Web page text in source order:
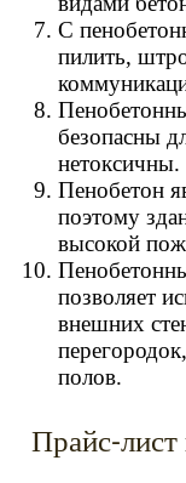
С
пилить,
безопасны
нетоксичны.
Пенобетон
поэтому
высокой
позволяет
внешних
полов.
Прайс-лист